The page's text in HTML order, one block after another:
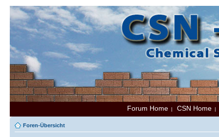
Forum Home | CSN Home
Foren-Übersicht